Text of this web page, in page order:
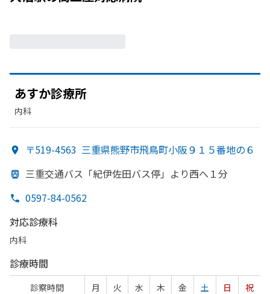
あすか診療所
内科
〒519-4563 三重県熊野市飛鳥町小阪９１５番地の６
三重交通バス「紀伊佐田バス停」より西へ １分
0597-84-0562
対応診療科
内科
診療時間
診察時間 月 火 水 木 金 土 日
祝